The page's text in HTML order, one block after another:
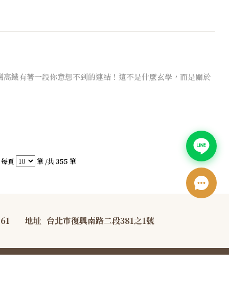
鐵有著一段你意想不到的連結！這不是什麼玄學，而是關於
頁 筆 /共 355 筆
地址 台北市復興南路二段381之1號